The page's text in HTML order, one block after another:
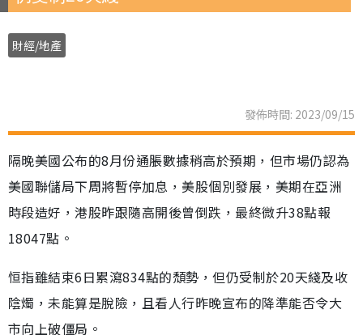
財經/地產
發佈時間: 2023/09/15
隔晚美國公布的8月份通脹數據稍高於預期，但市場仍認為
美國聯儲局下周將暫停加息，美股個別發展，美期在亞洲
時段造好，港股昨跟隨高開後曾倒跌，最終微升38點報
18047點。
恒指雖結束6日累瀉834點的頹勢，但仍受制於20天綫及收
陰燭，未能算是脫險，且看人行昨晚宣布的降準能否令大
市向上破僵局。